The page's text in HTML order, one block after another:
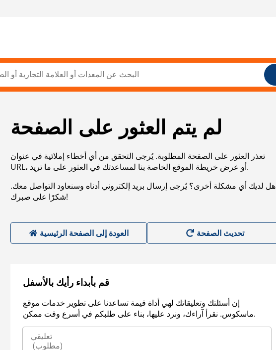
لم يتم العثور على الصفحة
تعذر العثور على الصفحة المطلوبة. يُرجى التحقق من أي أخطاء إملائية في عنوان
URL، أو عرض خريطة الموقع الخاصة بنا لمساعدتك في العثور على ما تريد.
هل لديك أي مشكلة أخرى؟ يُرجى إرسال بريد إلكتروني أدناه وسنعاود التواصل معك.
شكرًا على صبرك!
العودة إلى الصفحة الرئيسية
قم بأبداء رأيك بالأسفل
إن أسئلتك وتعليقاتك لهي أداة قيمة تساعدنا على تطوير خدمات موقع
ماسكوس. نقرأ آراءك، ونرد عليها، بناء على طلبكم في أسرع وقت ممكن.